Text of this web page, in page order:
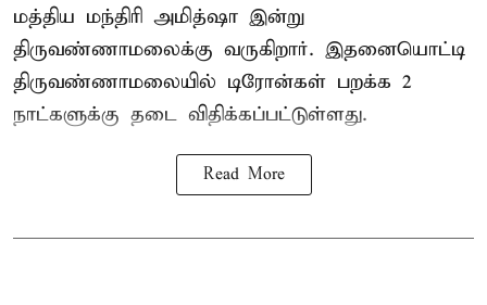
மத்திய மந்திரி அமித்ஷா இன்று
திருவண்ணாமலைக்கு வருகிறார். இதனையொட்டி
திருவண்ணாமலையில் டிரோன்கள் பறக்க 2
நாட்களுக்கு தடை விதிக்கப்பட்டுள்ளது.
Read More